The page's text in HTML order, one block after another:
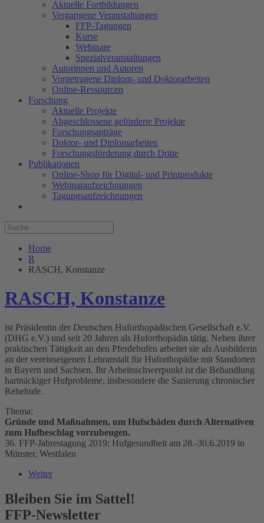
Aktuelle Fortbildungen
Vergangene Veranstaltungen
FFP-Tagungen
Kurse
Webinare
Spezialveranstaltungen
Autorinnen und Autoren
Vorgetragene Diplom- und Doktorarbeiten
Online-Ressourcen
Forschung
Aktuelle Projekte
Abgeschlossene geförderte Projekte
Forschungsanträge
Doktor- und Diplomarbeiten
Forschungsförderung durch Dritte
Publikationen
Online-Shop für Digital- und Printprodukte
Webinaraufzeichnungen
Tagungsaufzeichnungen
Home
R
RASCH, Konstanze
RASCH, Konstanze
ist Präsidentin der Deutschen Huforthopädischen Gesellschaft e.V.
(DHG e.V.) und seit 20 Jahren als Huforthopädin tätig. Neben ihrer
praktischen Tätigkeit an den Pferdehufen arbeitet sie als Ausbilderin
an der vereinseigenen Lehranstalt für Huforthopädie mit Standorten
in Bayern und Sachsen. Ihr Arbeitsschwerpunkt ist die Behandlung
hartnäckiger Hufprobleme, insbesondere die Sanierung chronischer
Rehehufe.
Thema:
Gründe und Maßnahmen, um Hufschäden durch Alternativen
zum Hufbeschlag vorzubeugen.
36. FFP-Jahrestagung 2019: Hufgesundheit am 28.-30.6.2019 in
Münster, Westfalen
Weiter
Bleiben Sie im Sattel!
FFP-Newsletter